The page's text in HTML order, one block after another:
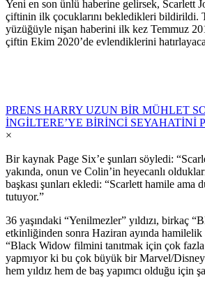
Yeni en son ünlü haberine gelirsek, Scarlett
çiftinin ilk çocuklarını bekledikleri bildirildi.
yüzüğüyle nişan haberini ilk kez Temmuz
çiftin Ekim 2020’de evlendiklerini
PRENS HARRY UZUN BİR MÜHLET
İNGİLTERE’YE BİRİNCİ SEYAHATİNİ
×
Bir kaynak Page Six’e şunları söyledi:
yakında, onun ve Colin’in heyecanlı
başkası şunları ekledi: “Scarlett hamile ama
tutuyor.”
36 yaşındaki “Yenilmezler” yıldızı, birkaç
etkinliğinden sonra Haziran ayında
“Black Widow filmini tanıtmak için çok
yapmıyor ki bu çok büyük bir Marvel/
hem yıldız hem de baş yapımcı olduğu için